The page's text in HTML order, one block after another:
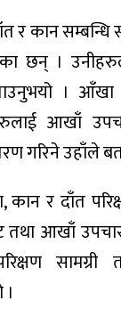
र कान
छन् ।
। आँखा
आखाँ
गरिने उहाँले
कान र दाँत
तथा आखाँ